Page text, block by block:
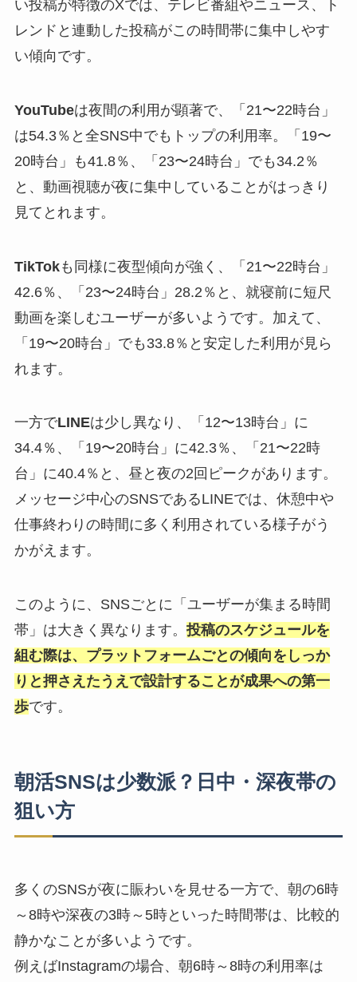
い投稿が特徴のXでは、テレビ番組やニュース、ト
レンドと連動した投稿がこの時間帯に集中しやす
い傾向です。
YouTubeは夜間の利用が顕著で、「21〜22時台」
は54.3％と全SNS中でもトップの利用率。「19〜
20時台」も41.8％、「23〜24時台」でも34.2％
と、動画視聴が夜に集中していることがはっきり
見てとれます。
TikTokも同様に夜型傾向が強く、「21〜22時台」
42.6％、「23〜24時台」28.2％と、就寝前に短尺
動画を楽しむユーザーが多いようです。加えて、
「19〜20時台」でも33.8％と安定した利用が見ら
れます。
一方でLINEは少し異なり、「12〜13時台」に
34.4％、「19〜20時台」に42.3％、「21〜22時
台」に40.4％と、昼と夜の2回ピークがあります。
メッセージ中心のSNSであるLINEでは、休憩中や
仕事終わりの時間に多く利用されている様子がう
かがえます。
このように、SNSごとに「ユーザーが集まる時間
帯」は大きく異なります。 投稿のスケジュールを
組む際は、プラットフォームごとの傾向をしっか
りと押さえたうえで設計することが成果への第一
歩です。
朝活SNSは少数派？日中・深夜帯の
狙い方
多くのSNSが夜に賑わいを見せる一方で、朝の6時
～8時や深夜の3時～5時といった時間帯は、比較的
静かなことが多いようです。
例えばInstagramの場合、朝6時～8時の利用率は